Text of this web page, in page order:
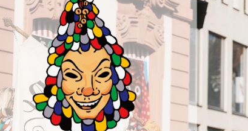
Fahnenschwinger
Fanfarenzug
Nachtwächter
Narrenrat
Pfetri und Hebamm